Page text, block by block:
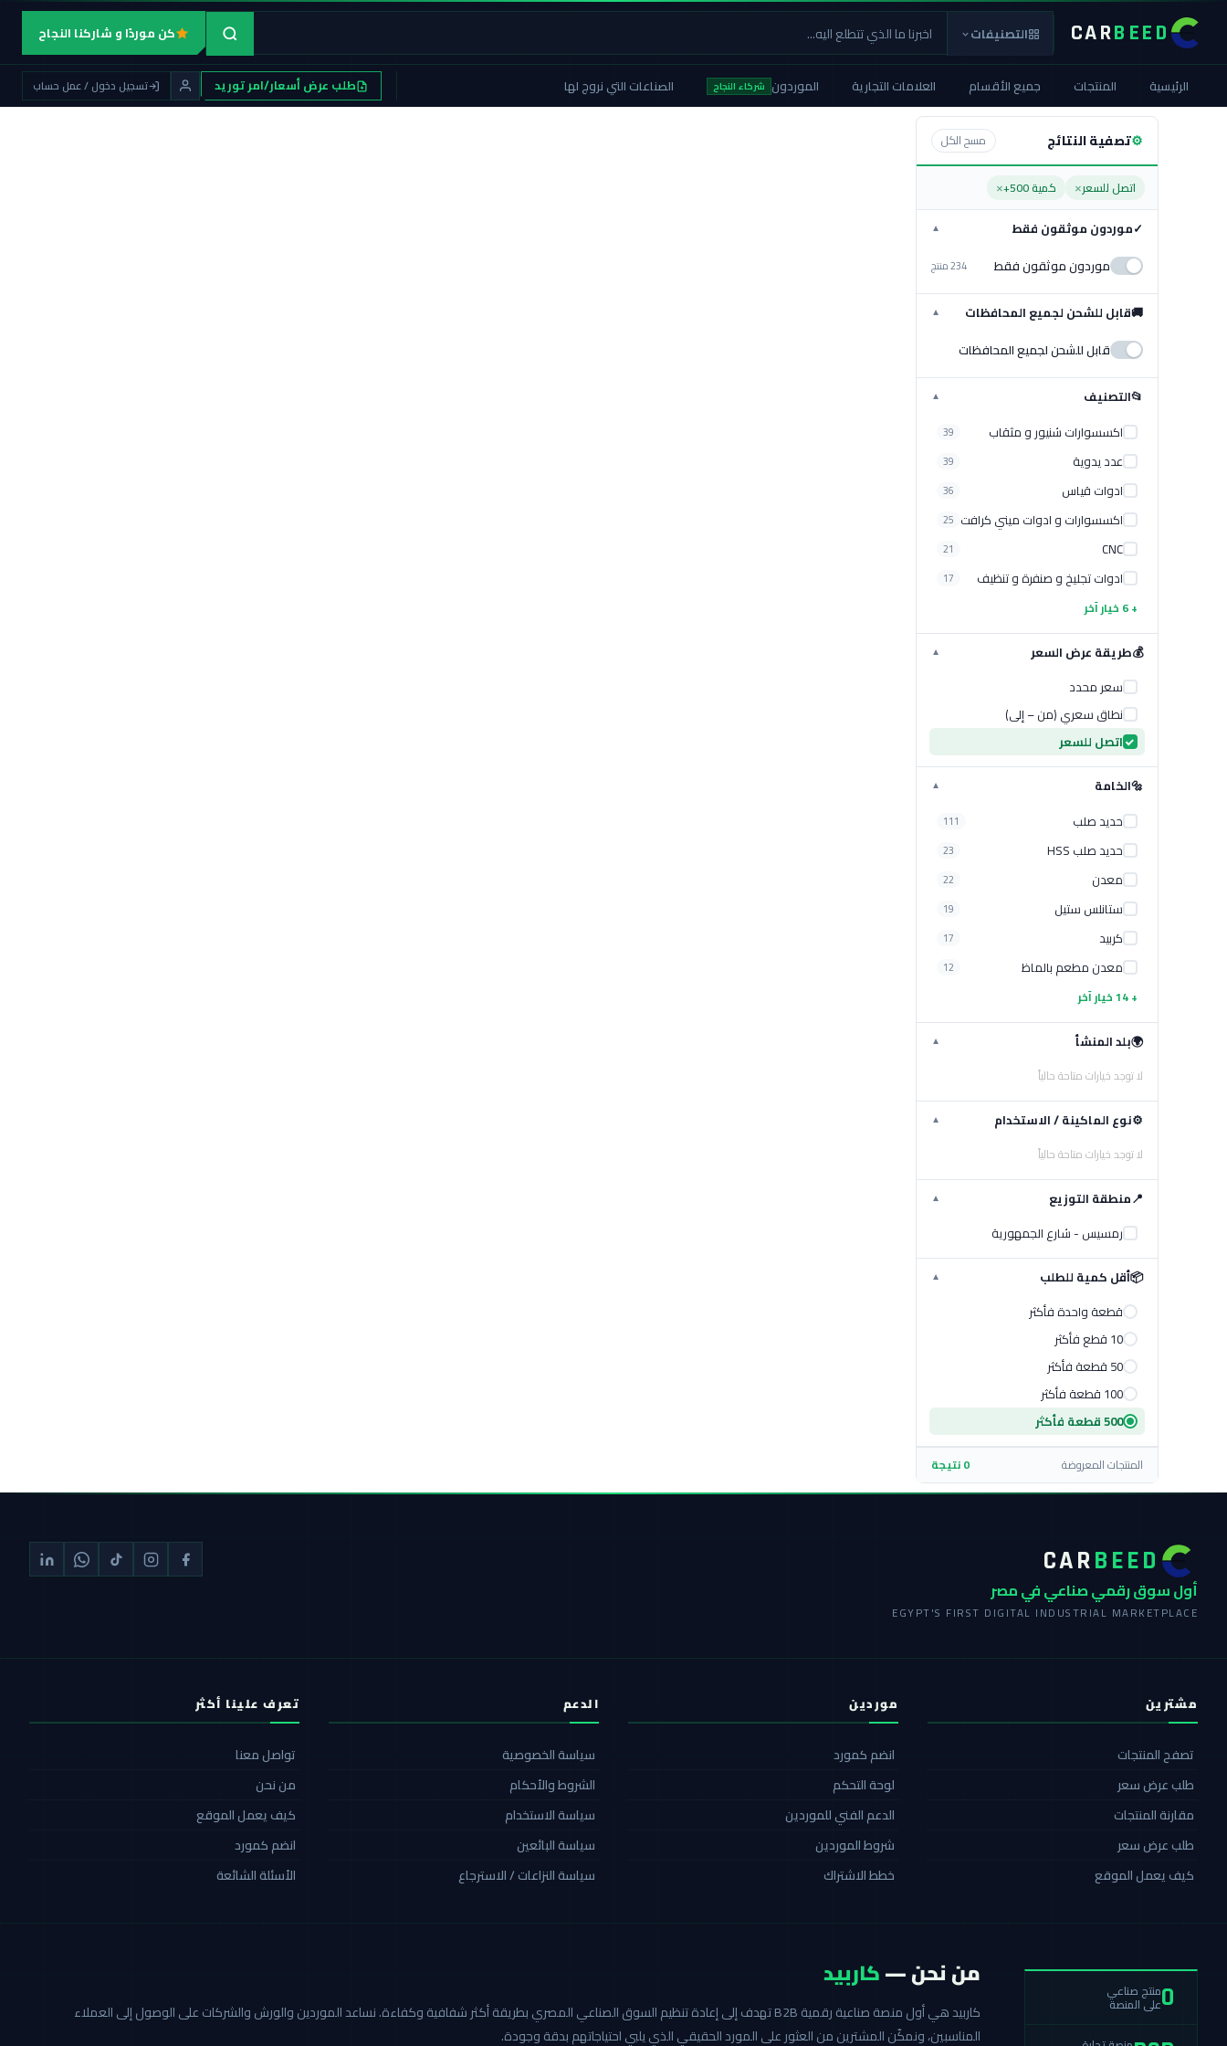
CARBEED التصنيفات كن موردًا و شاركنا النجاح
الرئيسية المنتجات جميع الأقسام العلامات التجارية الموردون شركاء النجاح الصناعات التي نروج لها طلب عرض أسعار/امر توريد تسجيل دخول / عمل حساب
⚙تصفية النتائج مسح الكل
اتصل للسعر× كمية 500+ ×
✓موردون موثقون فقط ▼
موردون موثقون فقط 234 منتج
🚚قابل للشحن لجميع المحافظات ▼
قابل للشحن لجميع المحافظات
📂التصنيف ▼
اكسسوارات شنيور و مثقاب 39
عدد يدوية 39
ادوات قياس 36
اكسسوارات و ادوات ميني كرافت 25
CNC
21
ادوات تجليخ و صنفرة و تنظيف 17
+ 6 خيار آخر
💰طريقة عرض السعر ▼
سعر محدد
نطاق سعري (من – إلى)
اتصل للسعر
🔩الخامة ▼
حديد صلب 111
حديد صلب HSS 23
معدن 22
ستانلس ستيل 19
كربيد 17
معدن مطعم بالماظ 12
+ 14 خيار آخر
🌍بلد المنشأ ▼
لا توجد خيارات متاحة حالياً
⚙️نوع الماكينة / الاستخدام ▼
لا توجد خيارات متاحة حالياً
📍منطقة التوزيع ▼
رمسيس - شارع الجمهورية
📦أقل كمية للطلب ▼
قطعة واحدة فأكثر
10 قطع فأكثر
50 قطعة فأكثر
100 قطعة فأكثر
500 قطعة فأكثر
المنتجات المعروضة 0 نتيجة
CARBEED
أول سوق رقمي صناعي في مصر
EGYPT'S FIRST DIGITAL INDUSTRIAL MARKETPLACE
مشترين
تصفح المنتجات
طلب عرض سعر
مقارنة المنتجات
طلب عرض سعر
كيف يعمل الموقع
موردين
انضم كمورد
لوحة التحكم
الدعم الفني للموردين
شروط الموردين
خطط الاشتراك
الدعم
سياسة الخصوصية
الشروط والأحكام
سياسة الاستخدام
سياسة البائعين
سياسة النزاعات / الاسترجاع
تعرف علينا أكثر
تواصل معنا
من نحن
كيف يعمل الموقع
انضم كمورد
الأسئلة الشائعة
0منتج صناعي
على المنصة
من نحن —كاربيد
كاربيد هي أول منصة صناعية رقمية B2B تهدف إلى إعادة تنظيم السوق الصناعي المصري بطريقة أكثر شفافية وكفاءة. نساعد الموردين والورش والشركات على الوصول إلى العملاء
المناسبين، ونمكّن المشترين من العثور على المورد الحقيقي الذي يلبي احتياجاتهم بدقة وجودة.